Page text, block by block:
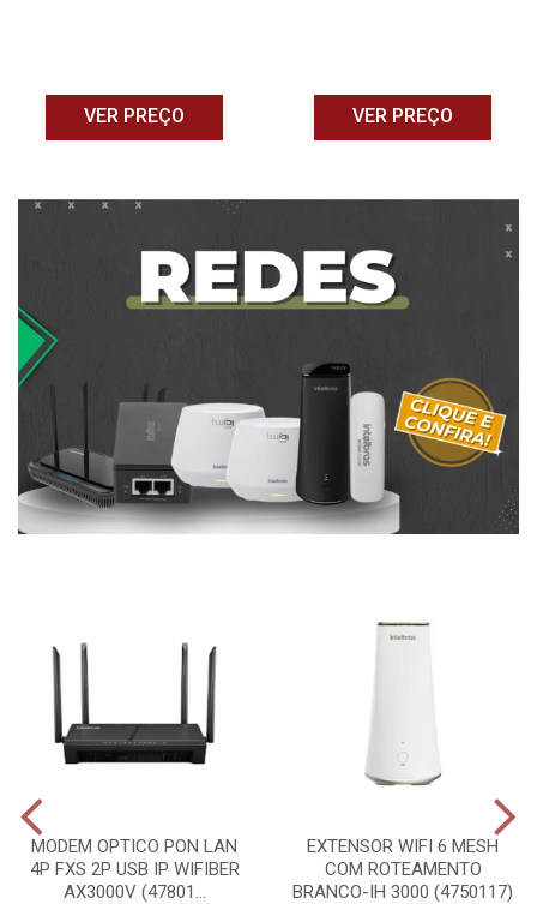
VER PREÇO VER PREÇO
MODEM OPTICO PON LAN
4P FXS 2P USB IP WIFIBER
AX3000V (47801...
EXTENSOR WIFI 6 MESH
COM ROTEAMENTO
BRANCO-IH 3000 (4750117)